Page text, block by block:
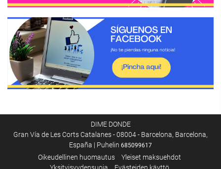
DIME DONDE
Gran Vía de Les Corts Catalanes - 08004 - Barcelona, Barcelona,
España | Puhelin 685099617
Oikeudellinen huomautus
Yleiset maksuehdot